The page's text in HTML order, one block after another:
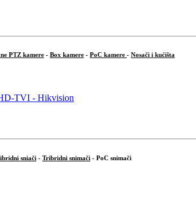
PTZ kamere - Box kamere - PoC kamere - Nosači i kućišta
sniači - Tribridni snimači - PoC snimači